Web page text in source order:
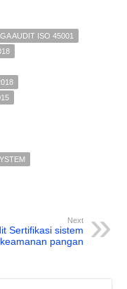
AUDIT ISO 45001
Next
Sertifikasi sistem
pangan